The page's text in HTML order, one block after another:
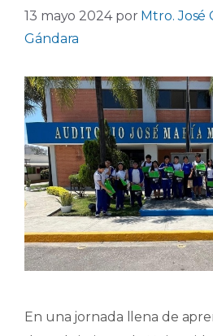
13 mayo 2024 por Mtro. José
Gándara
En una jornada llena de